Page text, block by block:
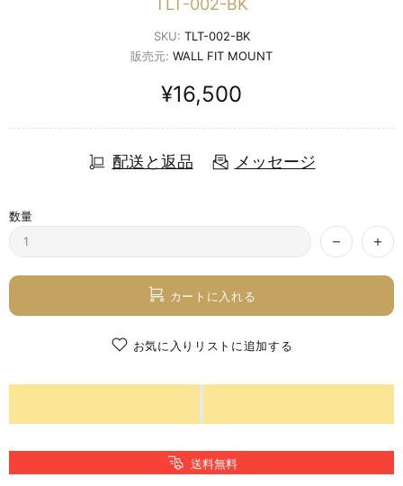
TLT-002-BK
SKU: TLT-002-BK
販売元: WALL FIT MOUNT
¥16,500
配送と返品 メッセージ
数量
カートに入れる
お気に入りリストに追加する
送料無料